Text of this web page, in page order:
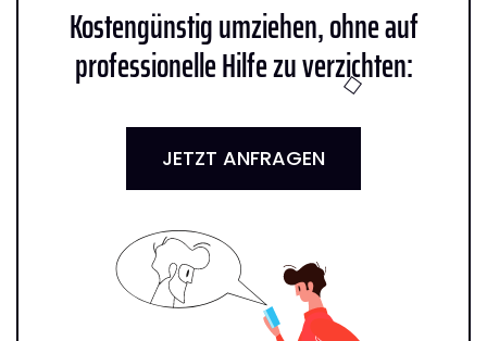
Kostengünstig umziehen, ohne auf
professionelle Hilfe zu verzichten:
JETZT ANFRAGEN